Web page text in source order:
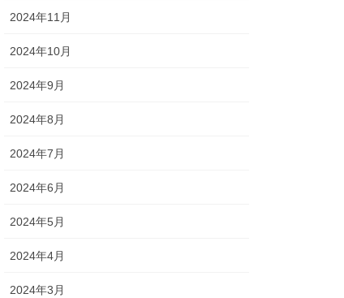
2024年11月
2024年10月
2024年9月
2024年8月
2024年7月
2024年6月
2024年5月
2024年4月
2024年3月